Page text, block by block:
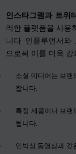
인스타그램과 트위
러한 플랫폼을 사용
니다. 인플루언서
으로써 이를 더욱 강
소셜 미디어는 브랜
합니다.
특정 제품이나 브랜
됩니다.
언박싱 동영상과 같